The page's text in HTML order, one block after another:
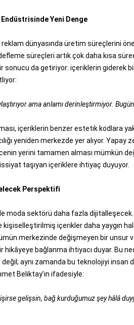
Endüstrisinde Yeni Denge
dünyasında üretim süreçlerini
süreçleri artık çok daha kısa
sonucu da getiriyor: içeriklerin giderek
ama anlamı derinleştirmiyor.
içeriklerin benzer estetik kodlara
yeniden merkezde yer alıyor.
yerini tamamen alması mümkün
taşıyan içeriklere ihtiyaç duyuyor.
Perspektifi
moda sektörü daha fazla
kişiselleştirilmiş içerikler daha yaygın
merkezinde değişmeyen bir unsur
hikâyeye bağlanma ihtiyacı duyar. Bu
aynı zamanda bu teknolojiyi insan
Beliktay’ın ifadesiyle:
gelişsin, bağ kurduğumuz şey hâlâ